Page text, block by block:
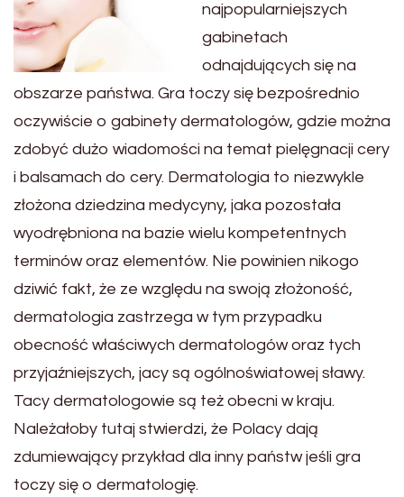
najpopularniejszych
gabinetach
odnajdujących się na
obszarze państwa. Gra toczy się bezpośrednio
oczywiście o gabinety dermatologów, gdzie można
zdobyć dużo wiadomości na temat pielęgnacji cery
i balsamach do cery. Dermatologia to niezwykle
złożona dziedzina medycyny, jaka pozostała
wyodrębniona na bazie wielu kompetentnych
terminów oraz elementów. Nie powinien nikogo
dziwić fakt, że ze względu na swoją złożoność,
dermatologia zastrzega w tym przypadku
obecność właściwych dermatologów oraz tych
przyjaźniejszych, jacy są ogólnoświatowej sławy.
Tacy dermatologowie są też obecni w kraju.
Należałoby tutaj stwierdzi, że Polacy dają
zdumiewający przykład dla inny państw jeśli gra
toczy się o dermatologię.